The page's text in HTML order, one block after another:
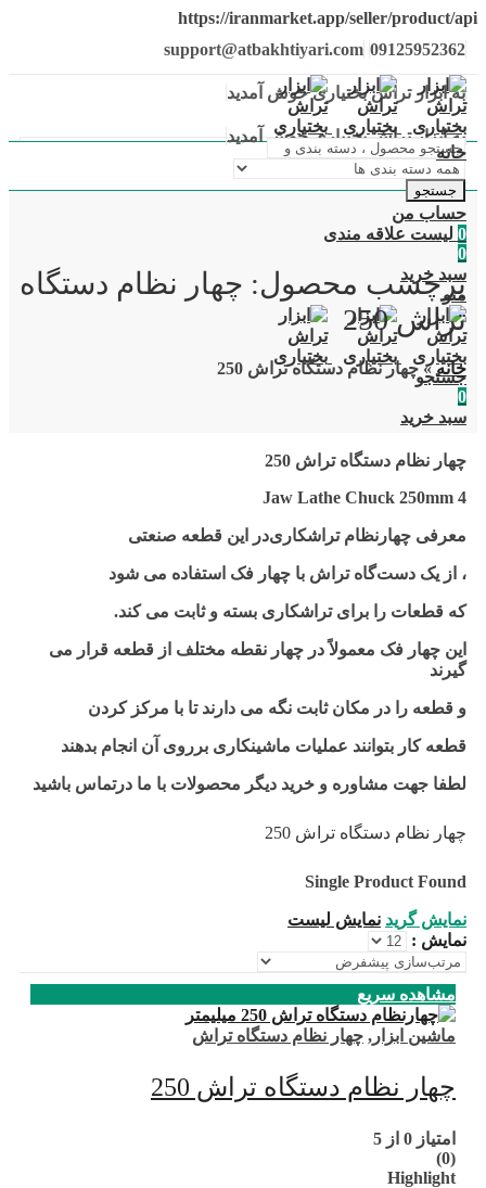
https://iranmarket.app/seller/product/api
support@atbakhtiyari.com 09125952362
به ابزار تراش بختیاری خوش آمدید
به ابزار تراش بختیاری خوش آمدید
جستجو
حساب من
0 لیست علاقه مندی
0
سبد خرید
منو
جستجو
0
سبد خرید
خانه
برچسب محصول: چهار نظام دستگاه
تراش 250
خانه»چهار نظام دستگاه تراش 250
چهار نظام دستگاه تراش 250
4 Jaw Lathe Chuck 250mm
معرفی چهارنظام تراشکاریدر این قطعه صنعتی
، از یک دستگاه تراش با چهار فک استفاده می شود
که قطعات را برایتراشکاری بسته و ثابت می کند.
این چهار فک معمولاً در چهار نقطه مختلف از قطعه قرار می
گیرند
و قطعه را در مکان ثابت نگه می دارند تا با مرکز کردن
قطعه کار بتوانند عملیات ماشینکاری برروی آن انجام بدهند
لطفا جهت مشاوره و خرید دیگر محصولات با ما درتماس باشید
چهار نظام دستگاه تراش 250
Single Product Found
نمایش گرید نمایش لیست
نمایش :
مشاهده سریع
ماشین ابزار , چهار نظام دستگاه تراش
چهار نظام دستگاه تراش 250
امتیاز 0 از 5
(0)
Highlight